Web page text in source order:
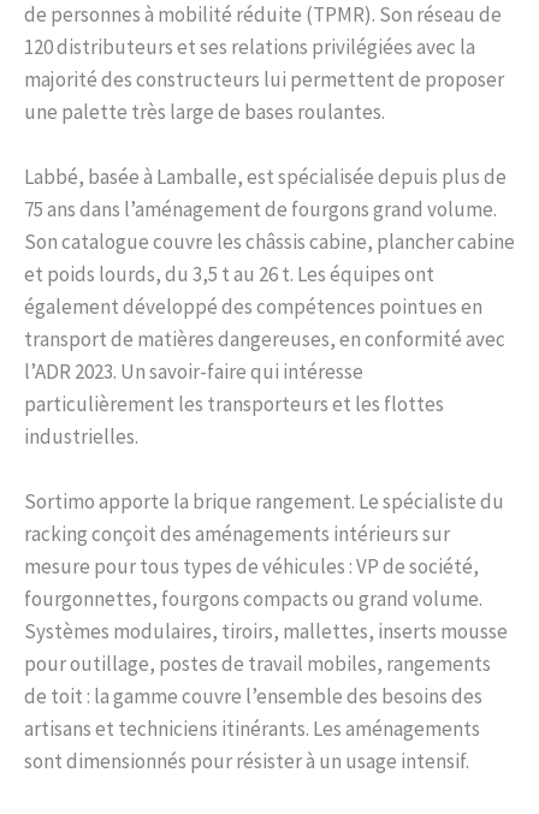
de personnes à mobilité réduite (TPMR). Son réseau de
120 distributeurs et ses relations privilégiées avec la
majorité des constructeurs lui permettent de proposer
une palette très large de bases roulantes.
Labbé, basée à Lamballe, est spécialisée depuis plus de
75 ans dans l’aménagement de fourgons grand volume.
Son catalogue couvre les châssis cabine, plancher cabine
et poids lourds, du 3,5 t au 26 t. Les équipes ont
également développé des compétences pointues en
transport de matières dangereuses, en conformité avec
l’ADR 2023. Un savoir-faire qui intéresse
particulièrement les transporteurs et les flottes
industrielles.
Sortimo apporte la brique rangement. Le spécialiste du
racking conçoit des aménagements intérieurs sur
mesure pour tous types de véhicules : VP de société,
fourgonnettes, fourgons compacts ou grand volume.
Systèmes modulaires, tiroirs, mallettes, inserts mousse
pour outillage, postes de travail mobiles, rangements
de toit : la gamme couvre l’ensemble des besoins des
artisans et techniciens itinérants. Les aménagements
sont dimensionnés pour résister à un usage intensif.